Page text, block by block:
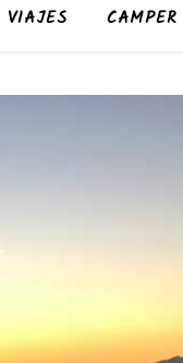
VIAJES CAMPER